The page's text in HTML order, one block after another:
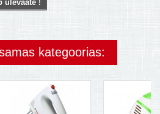
ülevaate !
kategoorias: